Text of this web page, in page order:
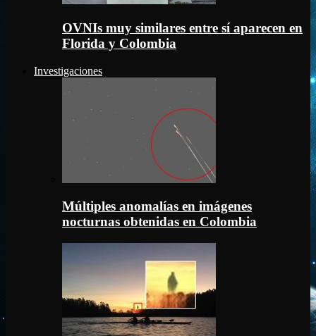
OVNIs muy similares entre sí aparecen en
Florida y Colombia
Investigaciones
Múltiples anomalías en imágenes
nocturnas obtenidas en Colombia